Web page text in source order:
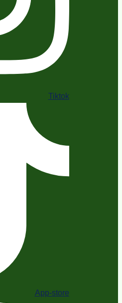
Tiktok
App-store